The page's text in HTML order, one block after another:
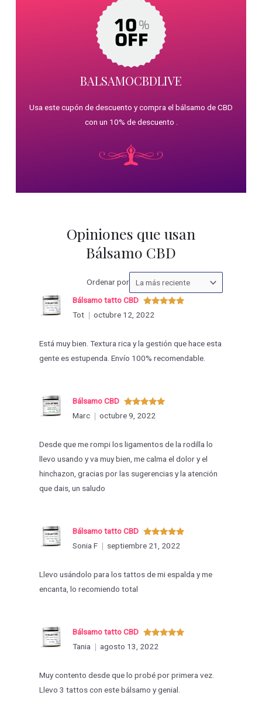
BALSAMOCBDLIVE
Usa este cupón de descuento y compra el bálsamo de CBD
con un 10% de descuento .
Opiniones que usan
Bálsamo CBD
Ordenar porOrdenar
las
Valorado
con
Bálsamo tatto CBD
Tot
octubre 12, 2022
Está muy bien. Textura rica y la gestión que hace esta
gente es estupenda. Envío 100% recomendable.
Valorado
con5de 5
Bálsamo CBD
Marc
octubre 9, 2022
Desde que me rompi los ligamentos de la rodilla lo
llevo usando y va muy bien, me calma el dolor y el
hinchazon, gracias por las sugerencias y la atención
que dais, un saludo
Valorado
con 5de 5
Bálsamo tatto CBD
Sonia F
septiembre 21, 2022
Llevo usándolo para los tattos de mi espalda y me
encanta, lo recomiendo total
Valorado
con
Bálsamo tatto CBD
Tania
agosto 13, 2022
Muy contento desde que lo probé por primera vez.
Llevo 3 tattos con este bálsamo y genial.